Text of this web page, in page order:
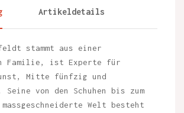
Artikeldetails
stammt aus einer
Familie, ist Experte für
Mitte fünfzig und
Seine von den Schuhen bis zum
Welt besteht